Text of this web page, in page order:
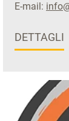
E-mail:
DETTAGLI